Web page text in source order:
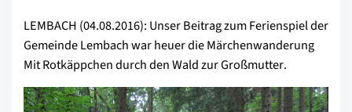
LEMBACH (04.08.2016): Unser Beitrag zum Ferienspiel der
Gemeinde Lembach war heuer die Märchenwanderung
Mit Rotkäppchen durch den Wald zur Großmutter.